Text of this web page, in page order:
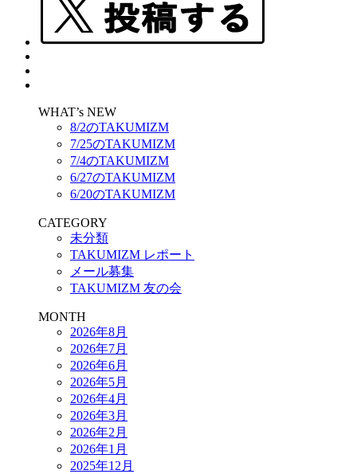
WHAT’s NEW
8/2のTAKUMIZM
7/25のTAKUMIZM
7/4のTAKUMIZM
6/27のTAKUMIZM
6/20のTAKUMIZM
CATEGORY
未分類
TAKUMIZM レポート
メール募集
TAKUMIZM 友の会
MONTH
2026年8月
2026年7月
2026年6月
2026年5月
2026年4月
2026年3月
2026年2月
2026年1月
2025年12月